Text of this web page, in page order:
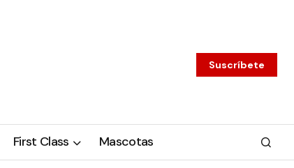
Suscríbete
First Class Mascotas